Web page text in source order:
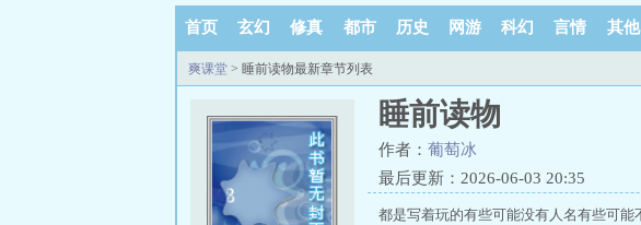
首页 玄幻 修真 都市 历史 网游 科幻 言情 其他
爽课堂 > 睡前读物最新章节列表
睡前读物
作者： 葡萄冰
最后更新：2026-06-03 20:35
都是写着玩的有些可能没有人名有些可